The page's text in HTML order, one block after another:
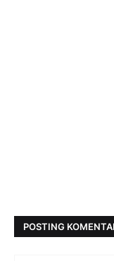
POSTING